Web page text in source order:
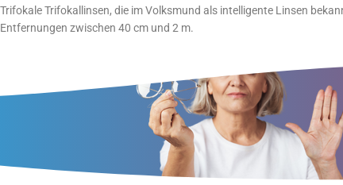
Trifokale Trifokallinsen, die im Volksmund als intelligente Linsen
Entfernungen zwischen 40 cm und 2 m.